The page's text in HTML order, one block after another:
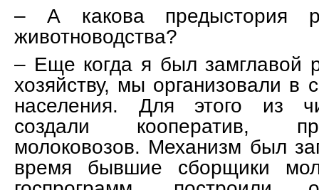
– А какова предыстория
животноводства?
– Еще когда я был замглавой
хозяйству, мы организовали в
населения. Для этого из
создали кооператив,
молоковозов. Механизм был
время бывшие сборщики